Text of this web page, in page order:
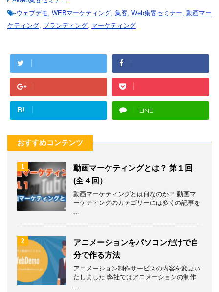
-ウェブデモ, WEBマーケティング, 集客, Web集客セミナー, 動画マー
ケティング, ブランディング, マーケティング
B! LINE
おすすめコンテンツ
1
動画マーケティングとは？ 第１回
(全４回）
動画マーケティングとは何なのか？ 動画マ
ーケティングのカテゴリーには多くの記事を
...
2
アニメーションをパソコンだけで自
分で作る方法
アニメーション制作サービスの内容を変更い
たしました 弊社ではアニメーションの制作
...